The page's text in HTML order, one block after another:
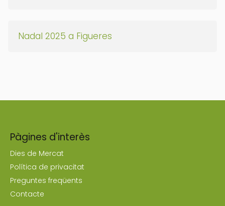
Nadal 2025 a Figueres
Pàgines d'interès
Dies de Mercat
Política de privacitat
Preguntes freqüents
Contacte